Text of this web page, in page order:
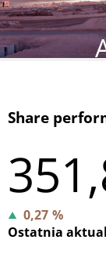
Share
0,27 %
Ostatnia